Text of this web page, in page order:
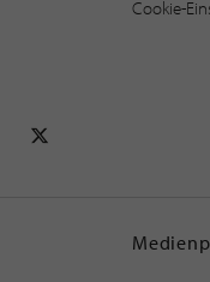
Cookie-